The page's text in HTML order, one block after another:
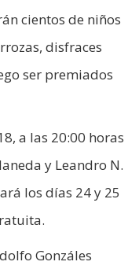
cientos de niños
disfraces
ser premiados
a las 20:00 horas
y Leandro N.
los días 24 y 25
Gonzáles